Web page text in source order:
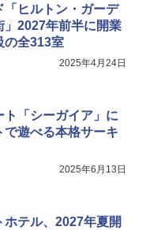
「ヒルトン・ガーデ
」2027年前半に開業
の全313室
2025年4月24日
「シーガイア」に
で遊べる本格サーキ
2025年6月13日
テル、2027年夏開